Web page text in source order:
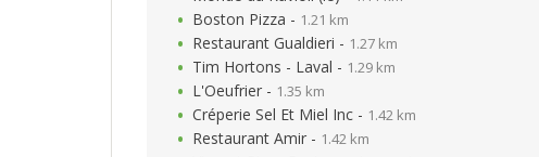
Boston Pizza - 1.21 km
Restaurant Gualdieri - 1.27 km
Tim Hortons - Laval - 1.29 km
L'Oeufrier - 1.35 km
Créperie Sel Et Miel Inc - 1.42 km
Restaurant Amir - 1.42 km